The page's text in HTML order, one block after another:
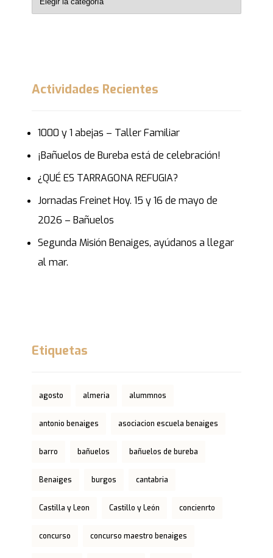
Actividades Recientes
1000 y 1 abejas – Taller Familiar
¡Bañuelos de Bureba está de celebración!
¿QUÉ ES TARRAGONA REFUGIA?
Jornadas Freinet Hoy. 15 y 16 de mayo de
2026 – Bañuelos
Segunda Misión Benaiges, ayúdanos a llegar
al mar.
Etiquetas
agosto almeria alummnos
antonio benaiges asociacion escuela benaiges
barro bañuelos bañuelos de bureba
Benaiges burgos cantabria
Castilla y Leon Castillo y León concienrto
concurso concurso maestro benaiges